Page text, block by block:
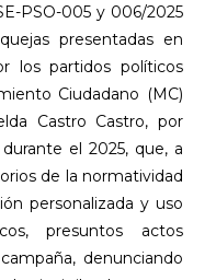
PSO-005 y 006/2025
presentadas en
los partidos políticos
Ciudadano (MC)
Castro Castro, por
el 2025, que, a
de la normatividad
personalizada y uso
presuntos actos
denunciando